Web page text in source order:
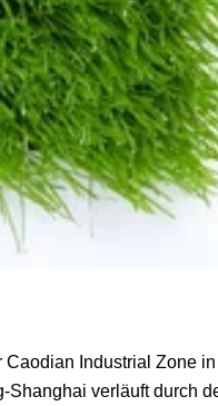
Industrial Zone in
verläuft durch